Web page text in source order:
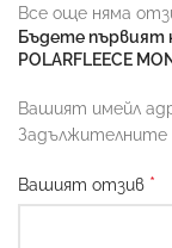
Все още няма
Бъдете първият
POLARFLEECE
Вашият имейл
Задължителните
Вашият отзив *